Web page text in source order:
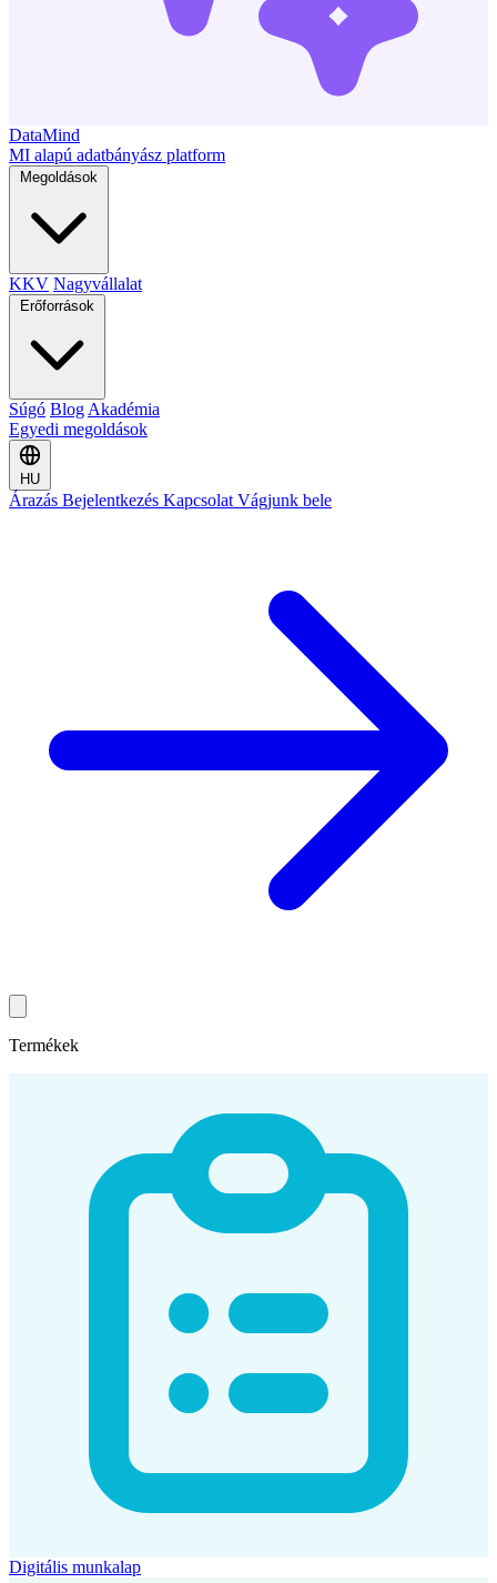
DataMind
MI alapú adatbányász platform
Megoldások
KKV Nagyvállalat
Erőforrások
Súgó Blog Akadémia
Egyedi megoldások
HU
Árazás Bejelentkezés Kapcsolat Vágjunk bele
Termékek
Digitális munkalap